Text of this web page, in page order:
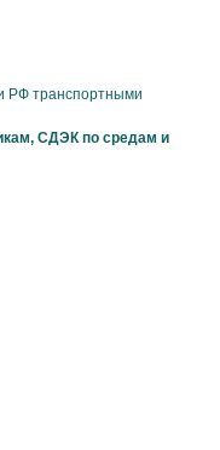
РФ транспортными
СДЭК по средам и